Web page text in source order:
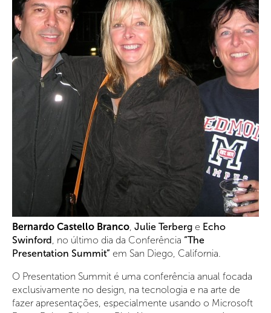
Bernardo Castello Branco, Julie Terberge Echo
Swinford, no último dia da Conferência “The
Presentation Summit” em San Diego, California.
O Presentation Summit é uma conferência anual focada
exclusivamente no design, na tecnologia e na arte de
fazer apresentações, especialmente usando o Microsoft